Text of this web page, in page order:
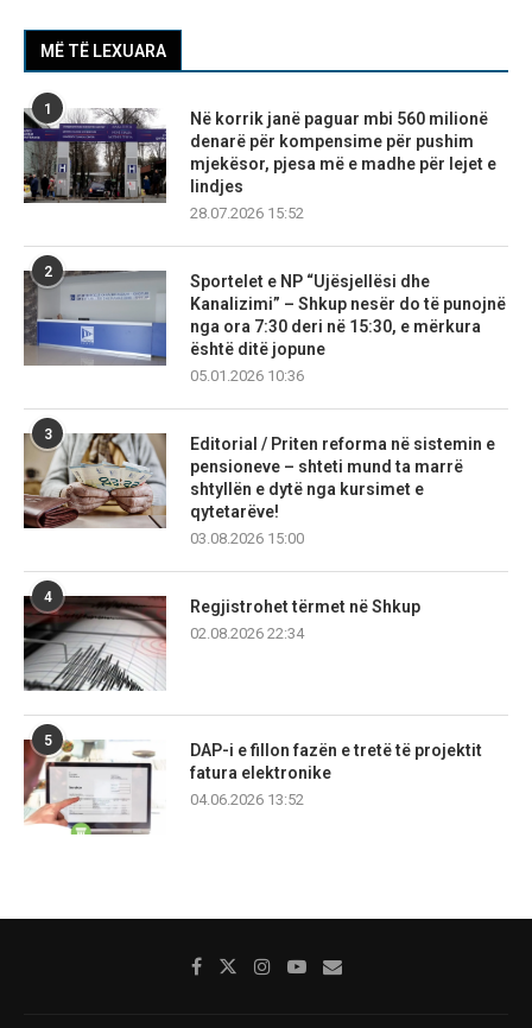
MË TË LEXUARA
1
Në korrik janë paguar mbi 560 milionë
denarë për kompensime për pushim
mjekësor, pjesa më e madhe për lejet e
lindjes
28.07.2026 15:52
2
Sportelet e NP “Ujësjellësi dhe
Kanalizimi” – Shkup nesër do të punojnë
nga ora 7:30 deri në 15:30, e mërkura
është ditë jopune
05.01.2026 10:36
3
Editorial / Priten reforma në sistemin e
pensioneve – shteti mund ta marrë
shtyllën e dytë nga kursimet e
qytetarëve!
03.08.2026 15:00
4
Regjistrohet tërmet në Shkup
02.08.2026 22:34
5
DAP-i e fillon fazën e tretë të projektit
fatura elektronike
04.06.2026 13:52